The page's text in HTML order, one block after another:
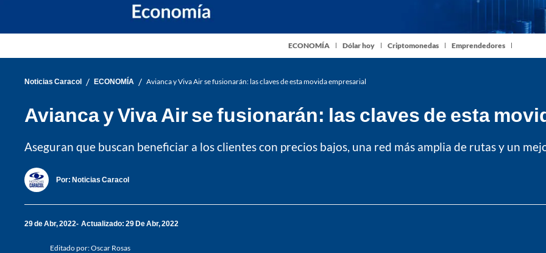
ECONOMÍA Dólar hoy Criptomonedas Emprendedores
Noticias Caracol / ECONOMÍA / Avianca y Viva Air se fusionarán: las claves de esta movida empresarial
Avianca y Viva Air se fusionarán: las claves de esta
Aseguran que buscan beneficiar a los clientes con precios bajos, una red más amplia de rutas y un
Por: Noticias Caracol
29 de Abr, 2022 Actualizado: 29 De Abr, 2022
Editado por:Oscar Rosas